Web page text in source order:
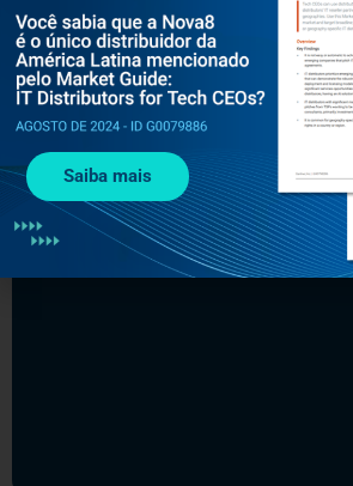
nosso panorama atual?
Leia mais
Saiba mais